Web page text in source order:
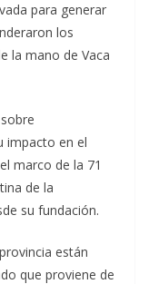
para generar
los
la mano de Vaca
impacto en el
marco de la 71
de la
su fundación.
están
que proviene de